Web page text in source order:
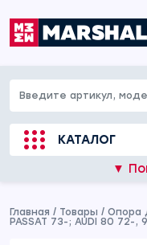
КАТАЛОГ
▼
Главная / Товары / Опора
PASSAT 73-; AUDI 80 72-,